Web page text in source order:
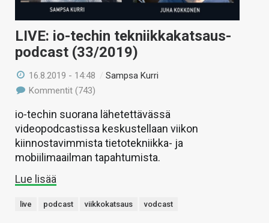
LIVE: io-techin tekniikkakatsaus-
podcast (33/2019)
16.8.2019 - 14:48 /Sampsa Kurri
Kommentit (743)
io-techin suorana lähetettävässä
videopodcastissa keskustellaan viikon
kiinnostavimmista tietotekniikka- ja
mobiilimaailman tapahtumista.
Lue lisää
live podcast viikkokatsaus vodcast